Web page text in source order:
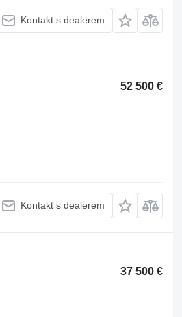
Kontakt s dealerem
52 500 €
Kontakt s dealerem
37 500 €